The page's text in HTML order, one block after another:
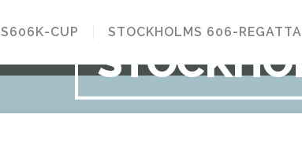
S606K-CUP STOCKHOLMS 606-